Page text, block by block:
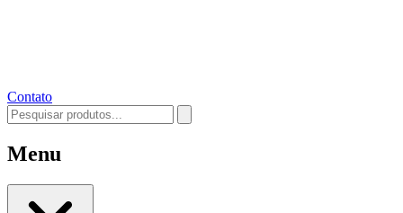
Contato
Menu